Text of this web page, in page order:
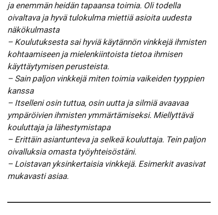
ja enemmän heidän tapaansa toimia. Oli todella
oivaltava ja hyvä tulokulma miettiä asioita uudesta
näkökulmasta
– Koulutuksesta sai hyviä käytännön vinkkejä ihmisten
kohtaamiseen ja mielenkiintoista tietoa ihmisen
käyttäytymisen perusteista.
– Sain paljon vinkkejä miten toimia vaikeiden tyyppien
kanssa
– Itselleni osin tuttua, osin uutta ja silmiä avaavaa
ympäröivien ihmisten ymmärtämiseksi. Miellyttävä
kouluttaja ja lähestymistapa
– Erittäin asiantunteva ja selkeä kouluttaja. Tein paljon
oivalluksia omasta työyhteisöstäni.
– Loistavan yksinkertaisia vinkkejä. Esimerkit avasivat
mukavasti asiaa.